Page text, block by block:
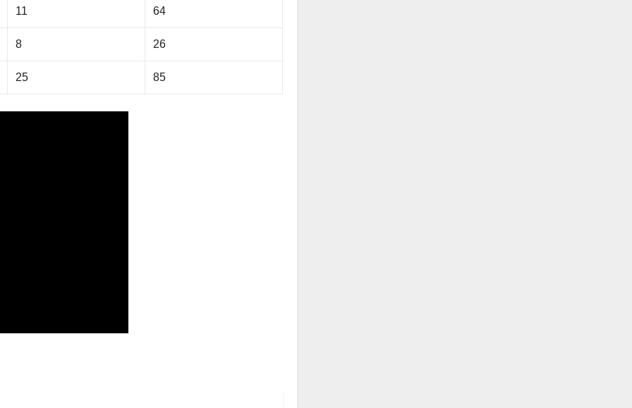
11 64
8 26
25 85